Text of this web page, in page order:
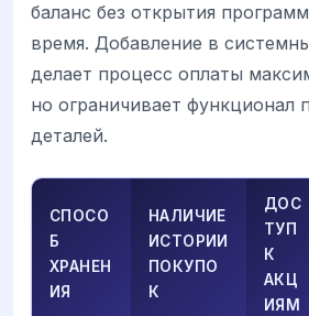
баланс без открытия
время. Добавление в
делает процесс оплаты
но ограничивает функционал
деталей.
СПОСО
Б
ХРАНЕН
ИЯ
НАЛИЧИЕ
ИСТОРИИ
ПОКУПО
К
ДОС
ТУП
К
АКЦ
ИЯМ